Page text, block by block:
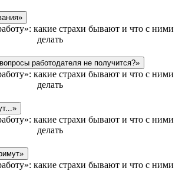
работодателя не получится?»